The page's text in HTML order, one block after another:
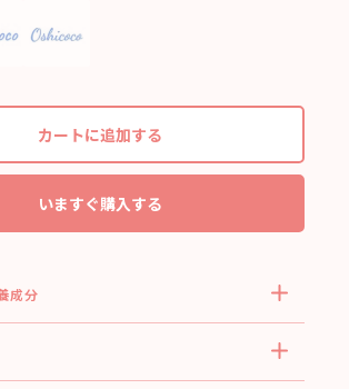
カートに追加する
いますぐ購入する
成分